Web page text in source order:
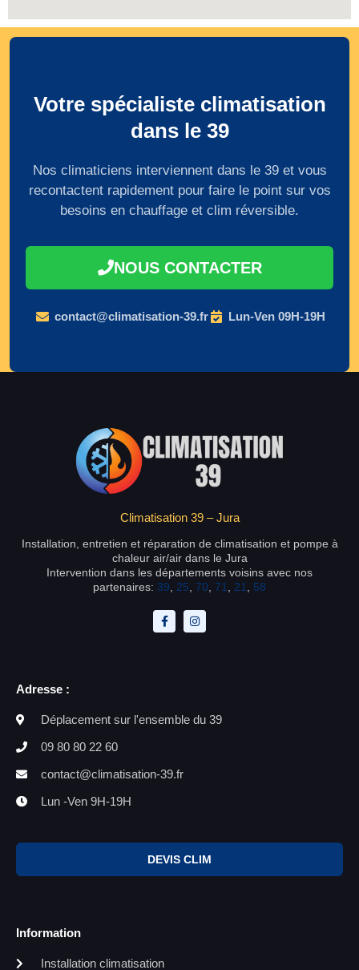
Votre spécialiste climatisation
dans le 39
Nos climaticiens interviennent dans le 39 et vous
recontactent rapidement pour faire le point sur vos
besoins en chauffage et clim réversible.
NOUS CONTACTER
contact@climatisation-39.fr Lun-Ven 09H-19H
Climatisation 39 – Jura
Installation, entretien et réparation de climatisation et pompe à
chaleur air/air dans le Jura
Intervention dans les départements voisins avec nos
partenaires: 39 25 70 71 21 58
Adresse :
Déplacement sur l'ensemble du 39
09 80 80 22 60
contact@climatisation-39.fr
Lun -Ven 9H-19H
DEVIS CLIM
Information
Installation climatisation